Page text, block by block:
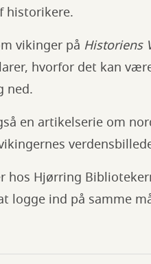
historikere.
vikinger på Historiens
hvorfor det kan
ned.
en artikelserie om
hos Hjørring
logge ind på samme